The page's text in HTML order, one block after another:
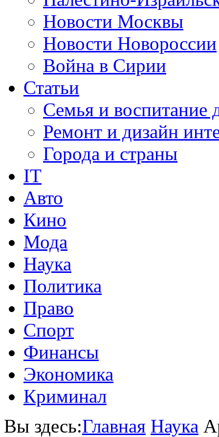
Новости Москвы
Новости Новороссии
Война в Сирии
Статьи
Семья и воспитание
Ремонт и дизайн
Города и страны
IT
Авто
Кино
Мода
Наука
Политика
Право
Спорт
Финансы
Экономика
Криминал
Вы здесь:Главная Наука